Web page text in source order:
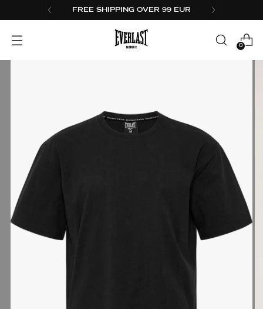
1-3 DAY DELIVERY
0